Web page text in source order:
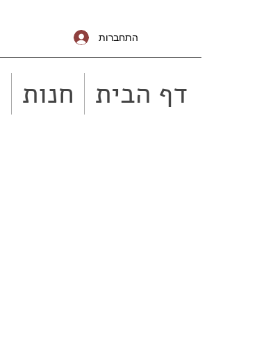
התחברות
דף הבית חנות